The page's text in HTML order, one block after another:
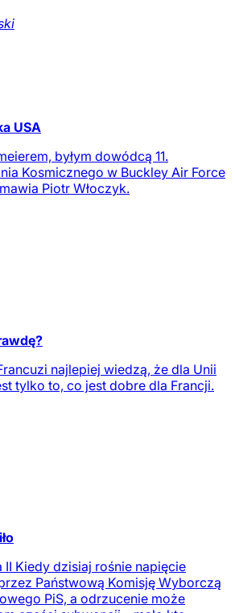
USA
byłym dowódcą 11.
Kosmicznego w Buckley Air Force
Piotr Włoczyk.
najlepiej wiedzą, że dla Unii
tylko to, co jest dobre dla Francji.
Kiedy dzisiaj rośnie napięcie
Państwową Komisję Wyborczą
PiS, a odrzucenie może